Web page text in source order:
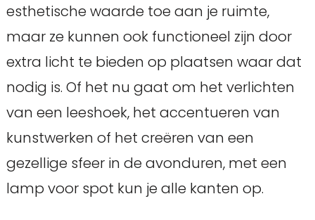
esthetische waarde toe aan je ruimte,
maar ze kunnen ook functioneel zijn door
extra licht te bieden op plaatsen waar dat
nodig is. Of het nu gaat om het verlichten
van een leeshoek, het accentueren van
kunstwerken of het creëren van een
gezellige sfeer in de avonduren, met een
lamp voor spot kun je alle kanten op.